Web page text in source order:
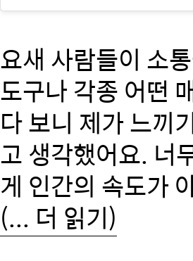
요새 사람들이 소
도구나 각종 어떤
다 보니 제가 느끼
고 생각했어요. 너
게 인간의 속도가
(... 더 읽기)